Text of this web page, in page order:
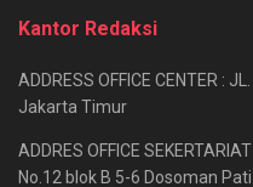
Kantor Redaksi
ADDRESS OFFICE CENTER :
Jakarta Timur
ADDRES OFFICE
No.12 blok B 5-6 Dosoman